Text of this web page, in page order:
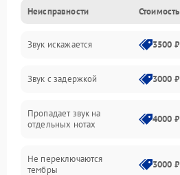
Включение и работа
Управление и электроника
Подключения и интерфейсы
Педали и стойка
Неисправности Стоимость
Звук искажается 3500 ₽
Звук с задержкой 3000 ₽
Пропадает звук на
отдельных нотах
4000 ₽
Не переключаются
тембры
3000 ₽